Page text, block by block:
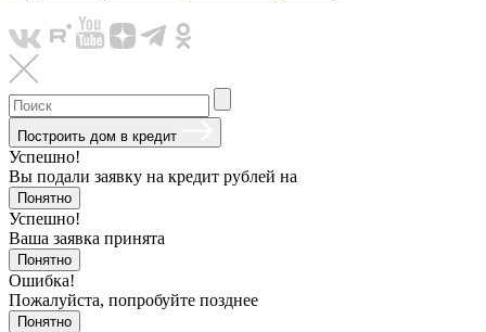
Построить дом в кредит
Успешно!
Вы подали заявку на кредит рублей на
Понятно
Успешно!
Ваша заявка принята
Понятно
Ошибка!
Пожалуйста, попробуйте позднее
Понятно